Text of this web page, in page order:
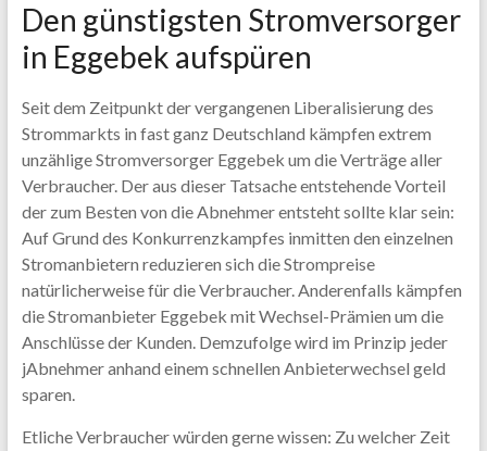
Den günstigsten Stromversorger
in Eggebek aufspüren
Seit dem Zeitpunkt der vergangenen Liberalisierung des
Strommarkts in fast ganz Deutschland kämpfen extrem
unzählige Stromversorger Eggebek um die Verträge aller
Verbraucher. Der aus dieser Tatsache entstehende Vorteil
der zum Besten von die Abnehmer entsteht sollte klar sein:
Auf Grund des Konkurrenzkampfes inmitten den einzelnen
Stromanbietern reduzieren sich die Strompreise
natürlicherweise für die Verbraucher. Anderenfalls kämpfen
die Stromanbieter Eggebek mit Wechsel-Prämien um die
Anschlüsse der Kunden. Demzufolge wird im Prinzip jeder
jAbnehmer anhand einem schnellen Anbieterwechsel geld
sparen.
Etliche Verbraucher würden gerne wissen: Zu welcher Zeit